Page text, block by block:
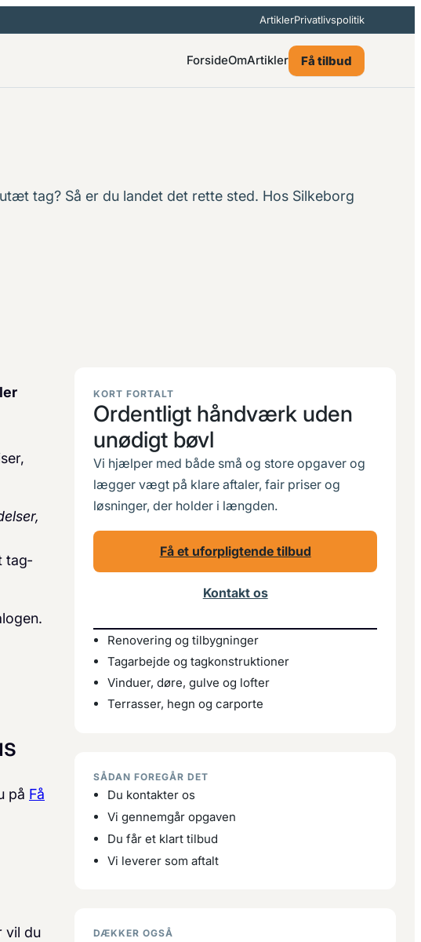
ArtiklerPrivatlivspolitik
ForsideOmArtikler Få tilbud
tag? Så er du landet det rette sted. Hos Silkeborg
tag­
på Få
vil du
KORT FORTALT
Ordentligt håndværk uden
unødigt bøvl
Vi hjælper med både små og store opgaver og
lægger vægt på klare aftaler, fair priser og
løsninger, der holder i længden.
Få et uforpligtende tilbud
Kontakt os
Renovering og tilbygninger
Tagarbejde og tagkonstruktioner
Vinduer, døre, gulve og lofter
Terrasser, hegn og carporte
SÅDAN FOREGÅR DET
Du kontakter os
Vi gennemgår opgaven
Du får et klart tilbud
Vi leverer som aftalt
DÆKKER OGSÅ